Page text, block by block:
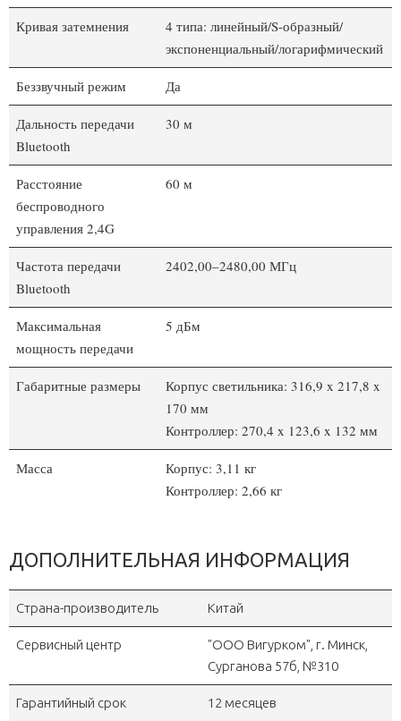
Кривая затемнения
4 типа: линейный/S-образный/
экспоненциальный/логарифмический
Беззвучный режим Да
Дальность передачи
Bluetooth
30 м
Расстояние
беспроводного
управления 2,4G
60 м
Частота передачи
Bluetooth
2402,00–2480,00 МГц
Максимальная
мощность передачи
5 дБм
Габаритные размеры
Корпус светильника: 316,9 x 217,8 x
170 мм
Контроллер: 270,4 x 123,6 x 132 мм
Масса
Корпус: 3,11 кг
Контроллер: 2,66 кг
ДОПОЛНИТЕЛЬНАЯ ИНФОРМАЦИЯ
Страна-производитель Китай
Сервисный центр
"OOO Вигурком", г. Минск,
Сурганова 57б, №310
Гарантийный срок 12 месяцев